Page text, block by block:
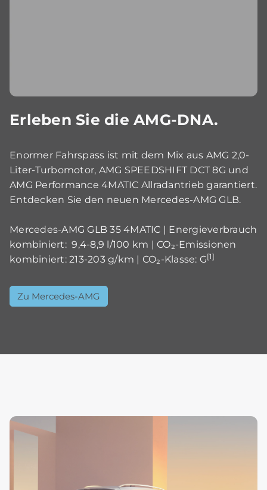
Erleben Sie die AMG-DNA.
Enormer Fahrspass ist mit dem Mix aus AMG 2,0-
Liter-Turbomotor, AMG SPEEDSHIFT DCT 8G und
AMG Performance 4MATIC Allradantrieb garantiert.
Entdecken Sie den neuen Mercedes-AMG GLB.
Mercedes-AMG GLB 35 4MATIC | Energieverbrauch
kombiniert: 9,4-8,9 l/100 km | CO₂-Emissionen
kombiniert: 213-203 g/km | CO₂-Klasse: G[1]
Zu Mercedes-AMG